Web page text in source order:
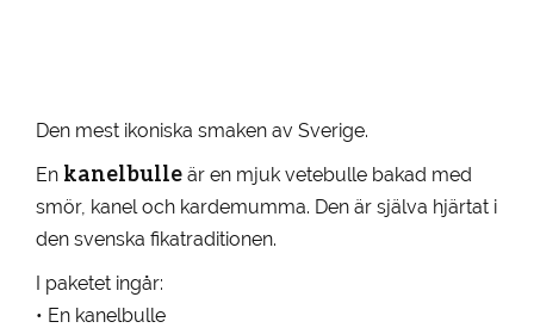
Den mest ikoniska smaken av Sverige.
En kanelbulle är en mjuk vetebulle bakad med
smör, kanel och kardemumma. Den är själva hjärtat i
den svenska fikatraditionen.
I paketet ingår:
• En kanelbulle